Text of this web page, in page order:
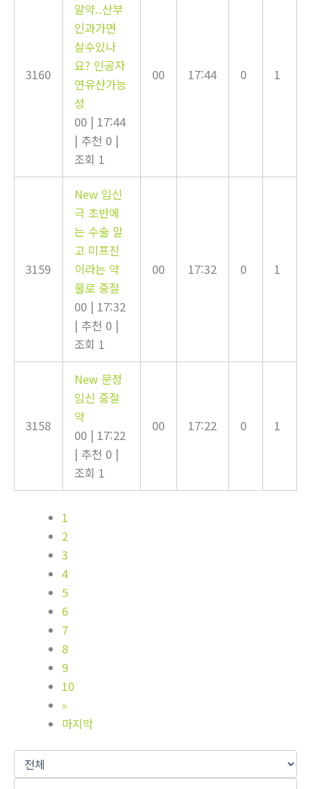
3160
알약..산부
인과가면
살수있나
요? 인공자
연유산가능
성
00 | 17:44
| 추천 0 |
조회 1
00 17:44 0 1
3159
New 임신
극 초반에
는 수술 말
고 미프진
이라는 약
물로 중절
00 | 17:32
| 추천 0 |
조회 1
00 17:32 0 1
3158
New 문정
임신 중절
약
00 | 17:22
| 추천 0 |
조회 1
00 17:22 0 1
1
2
3
4
5
6
7
8
9
10
»
마지막